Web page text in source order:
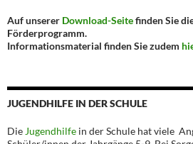
Auf unserer Download-Seitefinden Sie
Förderprogramm.
Informationsmaterial finden Sie zudem
JUGENDHILFE IN DER SCHULE
Die Jugendhilfe in der Schule hat viele